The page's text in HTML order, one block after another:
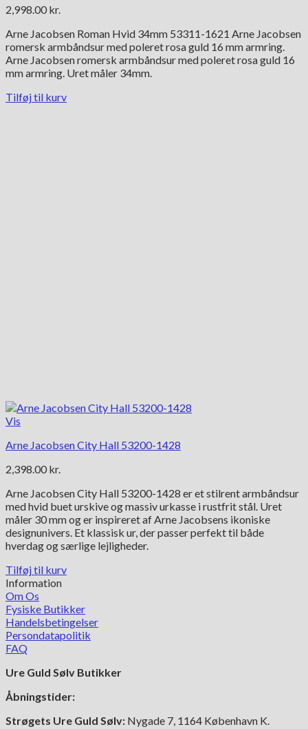
2,998.00 kr.
Arne Jacobsen Roman Hvid 34mm 53311-1621 Arne Jacobsen
romersk armbåndsur med poleret rosa guld 16 mm armring.
Arne Jacobsen romersk armbåndsur med poleret rosa guld 16
mm armring. Uret måler 34mm.
Tilføj til kurv
Vis
Arne Jacobsen City Hall 53200-1428
2,398.00 kr.
Arne Jacobsen City Hall 53200-1428 er et stilrent armbåndsur
med hvid buet urskive og massiv urkasse i rustfrit stål. Uret
måler 30 mm og er inspireret af Arne Jacobsens ikoniske
designunivers. Et klassisk ur, der passer perfekt til både
hverdag og særlige lejligheder.
Tilføj til kurv
Information
Om Os
Fysiske Butikker
Handelsbetingelser
Persondatapolitik
FAQ
Ure Guld Sølv Butikker
Åbningstider:
Strøgets Ure Guld Sølv: Nygade 7, 1164 København K.